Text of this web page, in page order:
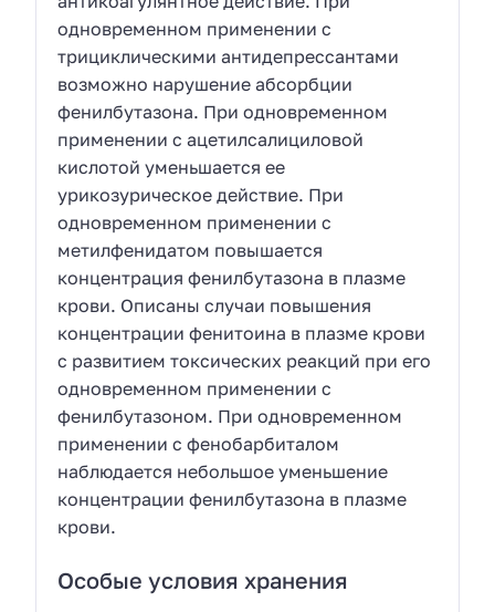
одновременном применении с
трициклическими антидепрессантами
возможно нарушение абсорбции
фенилбутазона. При одновременном
применении с ацетилсалициловой
кислотой уменьшается ее
урикозурическое действие. При
одновременном применении с
метилфенидатом повышается
концентрация фенилбутазона в плазме
крови. Описаны случаи повышения
концентрации фенитоина в плазме крови
с развитием токсических реакций при его
одновременном применении с
фенилбутазоном. При одновременном
применении с фенобарбиталом
наблюдается небольшое уменьшение
концентрации фенилбутазона в плазме
крови.
Особые условия хранения